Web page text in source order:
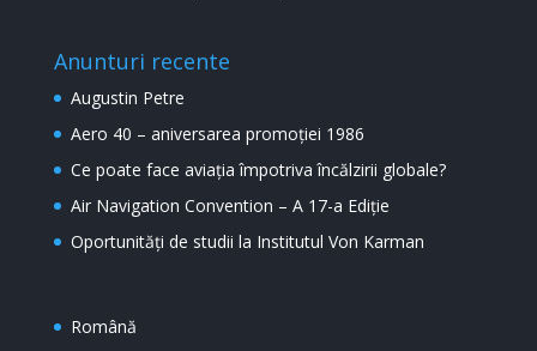
Anunturi recente
Augustin Petre
Aero 40 – aniversarea promoției 1986
Ce poate face aviația împotriva încălzirii globale?
Air Navigation Convention – A 17-a Ediție
Oportunități de studii la Institutul Von Karman
Română